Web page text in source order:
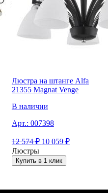
Люстра на штанге Alfa
21355 Magnat Venge
В наличии
Арт.: 007398
12 574₽ 10 059 ₽
Люстры
Купить в 1 клик